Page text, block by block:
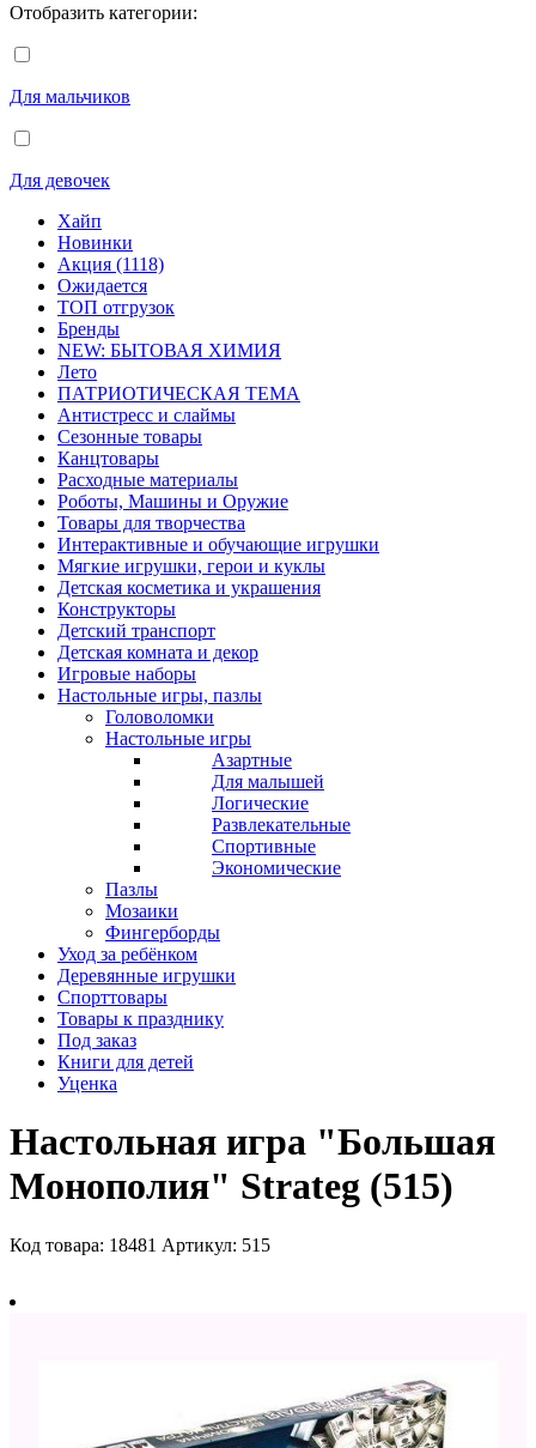
Отобразить категории:
Для мальчиков
Для девочек
Хайп
Новинки
Акция (1118)
Ожидается
ТОП отгрузок
Бренды
NEW: БЫТОВАЯ ХИМИЯ
Лето
ПАТРИОТИЧЕСКАЯ ТЕМА
Антистресс и слаймы
Сезонные товары
Канцтовары
Расходные материалы
Роботы, Машины и Оружие
Товары для творчества
Интерактивные и обучающие игрушки
Мягкие игрушки, герои и куклы
Детская косметика и украшения
Конструкторы
Детский транспорт
Детская комната и декор
Игровые наборы
Настольные игры, пазлы
Головоломки
Настольные игры
Азартные
Для малышей
Логические
Развлекательные
Спортивные
Экономические
Пазлы
Мозаики
Фингерборды
Уход за ребёнком
Деревянные игрушки
Спорттовары
Товары к празднику
Под заказ
Книги для детей
Уценка
Настольная игра "Большая
Монополия" Strateg (515)
Код товара: 18481 Артикул: 515